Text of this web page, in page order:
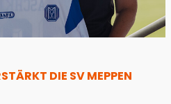
DIE SV MEPPEN